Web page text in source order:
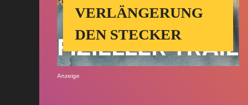
VERLÄNGERUNG
DEN STECKER
Anzeige